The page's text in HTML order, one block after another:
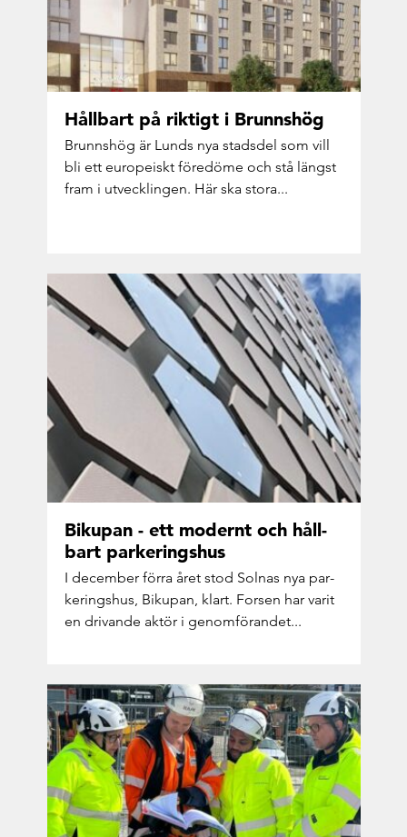
Håll­bart på rik­tigt i Brunns­hög
Brunns­hög är Lunds nya stads­del som vill
bli ett eu­ro­pe­iskt fö­re­dö­me och stå längst
fram i ut­veck­ling­en. Här ska stora...
Biku­pan - ett mo­dernt och håll­
bart par­ke­rings­hus
I de­cem­ber förra året stod Sol­nas nya par­
ke­rings­hus, Biku­pan, klart. For­sen har varit
en dri­van­de aktör i ge­nom­fö­ran­det...